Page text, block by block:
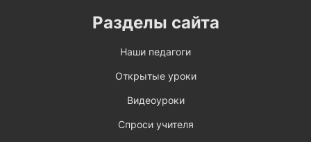
Разделы сайта
Наши педагоги
Открытые уроки
Видеоуроки
Спроси учителя